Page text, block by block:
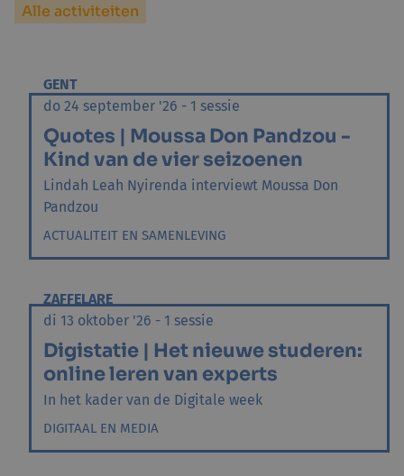
Alle activiteiten
GENT
do 24 september '26 - 1 sessie
Quotes | Moussa Don Pandzou -
Kind van de vier seizoenen
Lindah Leah Nyirenda interviewt Moussa Don
Pandzou
ACTUALITEIT EN SAMENLEVING
ZAFFELARE
di 13 oktober '26 - 1 sessie
Digistatie | Het nieuwe studeren:
online leren van experts
In het kader van de Digitale week
DIGITAAL EN MEDIA